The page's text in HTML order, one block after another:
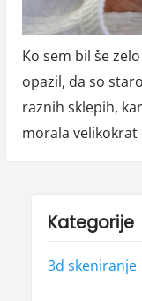
Ko sem bil še
opazil, da so
raznih sklepih,
morala velikokrat
Kategorije
3d skeniranje